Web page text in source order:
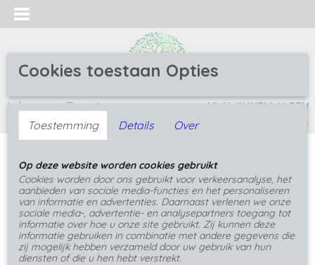
Inloggen Registreren UW WINKELWAGEN
(0)
Home>Oorbellen>Oorbellen met hout
epoxy hout oorbellen met haak
Cookies toestaan Opties
Toestemming Details Over
Op deze website worden cookies gebruikt
Cookies worden door ons gebruikt voor verkeersanalyse, het
aanbieden van sociale media-functies en het personaliseren
van informatie en advertenties. Daarnaast verlenen we onze
sociale media-, advertentie- en analysepartners toegang tot
informatie over hoe u onze site gebruikt. Zij kunnen deze
informatie gebruiken in combinatie met andere gegevens die
zij mogelijk hebben verzameld door uw gebruik van hun
diensten of die u hen hebt verstrekt.